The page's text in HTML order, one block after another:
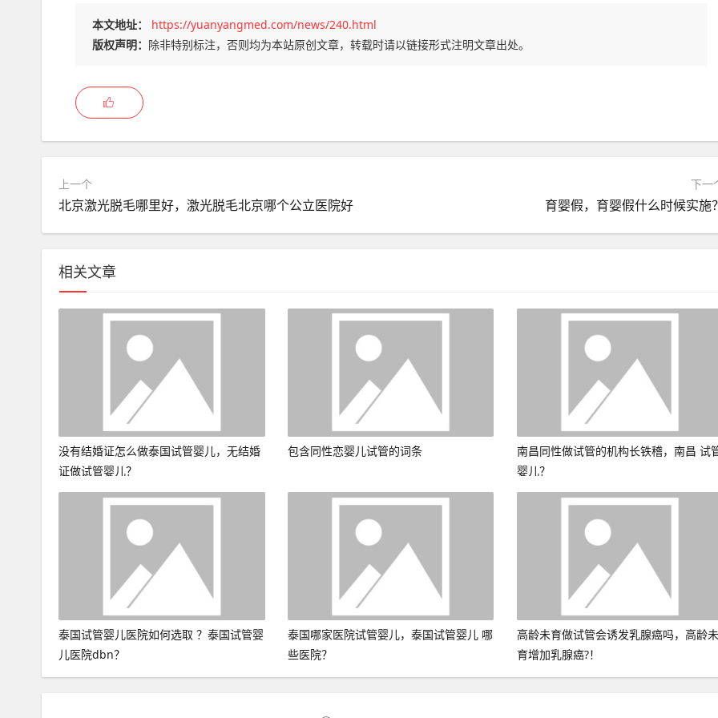
本文地址：
https://yuanyangmed.com/news/240.html
版权声明： 除非特别标注，否则均为本站原创文章，转载时请以链接形式注明文章出处。
上一个
北京激光脱毛哪里好，激光脱毛北京哪个公立医院好
下一
育婴假，育婴假什么时候实施
相关文章
没有结婚证怎么做泰国试管婴儿，无结婚
证做试管婴儿？
包含同性恋婴儿试管的词条
南昌同性做试管的机构长铁稽，南昌 试
婴儿？
泰国试管婴儿医院如何选取 ？泰国试管婴
儿医院dbn？
泰国哪家医院试管婴儿，泰国试管婴儿 哪
些医院？
高龄未育做试管会诱发乳腺癌吗，高龄未
育增加乳腺癌?！